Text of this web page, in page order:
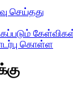
செய்தது
கொள்ள